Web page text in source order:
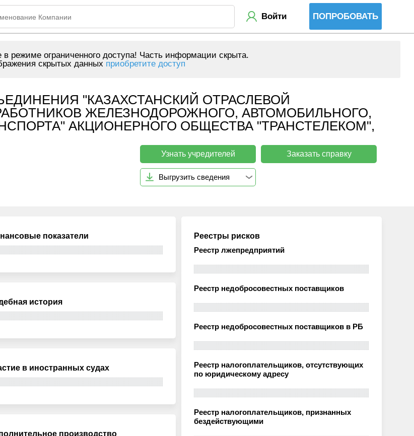
Войти ПОПРОБОВАТЬ
в режиме ограниченного доступа! Часть информации скрыта.
скрытых данных приобретите доступ
"КАЗАХСТАНСКИЙ ОТРАСЛЕВОЙ
ЖЕЛЕЗНОДОРОЖНОГО, АВТОМОБИЛЬНОГО,
АКЦИОНЕРНОГО ОБЩЕСТВА "ТРАНСТЕЛЕКОМ",
Узнать учредителей Заказать справку
Выгрузить сведения
показатели
история
в иностранных судах
производство
Реестры рисков
Реестр лжепредприятий
Реестр недобросовестных поставщиков
Реестр недобросовестных поставщиков в РБ
Реестр налогоплательщиков, отсутствующих
по юридическому адресу
Реестр налогоплательщиков, признанных
бездействующими